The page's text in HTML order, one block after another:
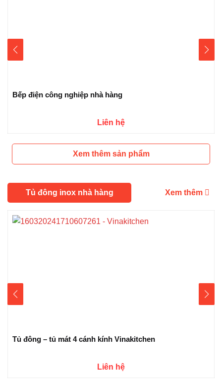
Bếp điện công nghiệp nhà hàng
Liên hệ
Xem thêm sản phẩm
Tủ đông inox nhà hàng Xem thêm
Tủ đông – tủ mát 4 cánh kính Vinakitchen
Liên hệ